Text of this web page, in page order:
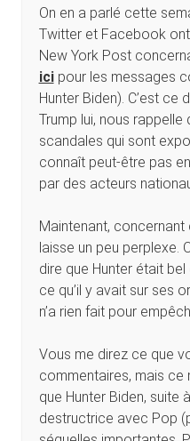
On en a parlé cette
Twitter et Facebook
New York Post
icipour les messages
Hunter Biden). C’est ce
Trump lui, nous
scandales qui sont
connaît peut-être pas
par des acteurs
Maintenant,
laisse un peu perplexe.
dire que Hunter était
ce qu’il y avait sur ses
n’a rien fait pour
Vous me direz ce que
commentaires, mais
que Hunter Biden, suite
destructrice avec Pop